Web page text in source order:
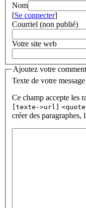
Nom
[Se connecter]
Courriel (non publié)
Votre site web
Ajoutez votre
Texte de votre message
Ce champ accepte les
[texte->url]
créer des paragraphes,